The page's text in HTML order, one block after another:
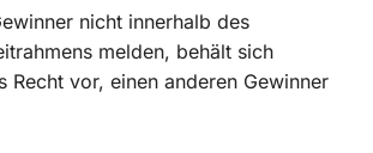
nicht innerhalb des
melden, behält sich
Recht vor, einen anderen Gewinner